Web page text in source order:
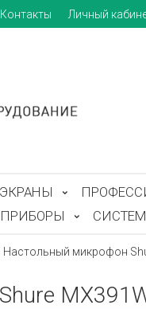
Контакты Личный
Настольный микрофон